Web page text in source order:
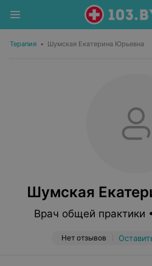
Терапия • Шумская Екатерина Юрьевна
Шумская
Врач общей практики
Нет отзывов